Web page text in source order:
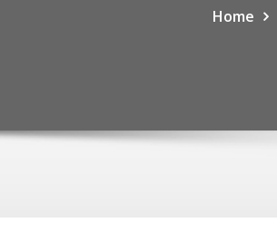
Home